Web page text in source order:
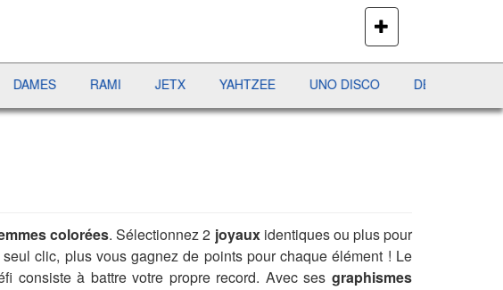
PLUS
DE
JEUX
RAMI JETX YAHTZEE UNO DISCO DÉFI MAHJONG
colorées. Sélectionnez 2 joyauxidentiques ou plus pour
clic, plus vous gagnez de points pour chaque élément ! Le
consiste à battre votre propre record. Avec sesgraphismes